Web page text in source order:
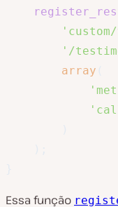
'/
array
Essa função